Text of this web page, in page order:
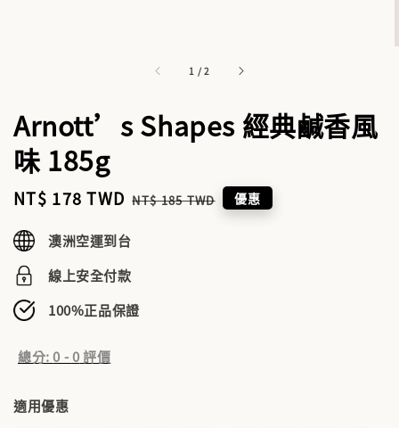
1 /2
Arnott’s Shapes 經典鹹香風
味 185g
Sale
NT$ 178 TWD Regular
NT$ 185 TWD 優惠
澳洲空運到台
線上安全付款
100%正品保證
總分:0 -0評價
適用優惠